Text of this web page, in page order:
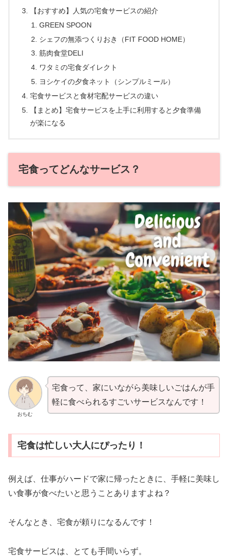
【おすすめ】人気の宅食サービスの紹介
GREEN SPOON
シェフの無添つくりおき（FIT FOOD HOME）
筋肉食堂DELI
ワタミの宅食ダイレクト
ヨシケイの夕食ネット（シンプルミール）
宅食サービスと食材宅配サービスの違い
【まとめ】宅食サービスを上手に利用すると夕食準備
が楽になる
宅食ってどんなサービス？
おちむ
宅食って、家にいながら美味しいごはんが手
軽に食べられるすごいサービスなんです！
宅食は忙しい大人にぴったり！
例えば、仕事がハードで家に帰ったときに、手軽に美味し
い食事が食べたいと思うことありますよね？
そんなとき、宅食が頼りになるんです！
宅食サービスは、とても手間いらず。